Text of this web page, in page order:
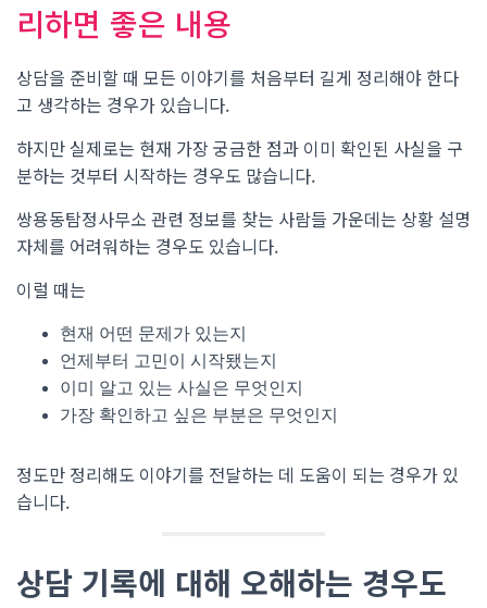
리하면 좋은 내용
상담을 준비할 때 모든 이야기를 처음부터 길게 정리해야 한다
고 생각하는 경우가 있습니다.
하지만 실제로는 현재 가장 궁금한 점과 이미 확인된 사실을 구
분하는 것부터 시작하는 경우도 많습니다.
쌍용동탐정사무소 관련 정보를 찾는 사람들 가운데는 상황 설명
자체를 어려워하는 경우도 있습니다.
이럴 때는
현재 어떤 문제가 있는지
언제부터 고민이 시작됐는지
이미 알고 있는 사실은 무엇인지
가장 확인하고 싶은 부분은 무엇인지
정도만 정리해도 이야기를 전달하는 데 도움이 되는 경우가 있
습니다.
상담 기록에 대해 오해하는 경우도